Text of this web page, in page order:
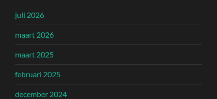
juli 2026
maart 2026
maart 2025
februari 2025
december 2024